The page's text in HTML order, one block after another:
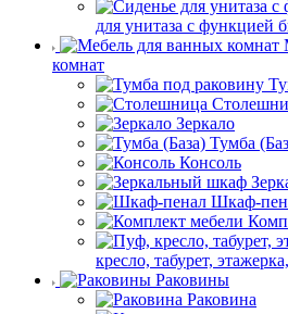
для унитаза с функцией
комнат
Зеркало
Тумба
Консоль
Шкаф-
кресло, табурет,
Раковины
Раковина